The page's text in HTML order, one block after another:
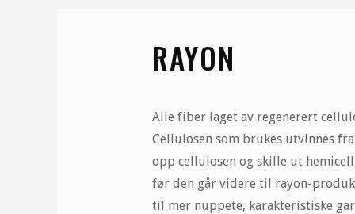
RAYON
Alle fiber laget av regenerert
Cellulosen som brukes utvinnes
opp cellulosen og skille ut
før den går videre til rayon-
til mer nuppete, karakteristiske